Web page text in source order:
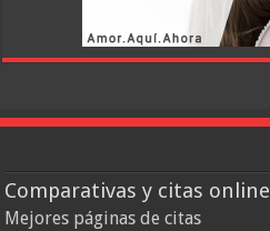
Comparativas y citas online
Mejores páginas de citas